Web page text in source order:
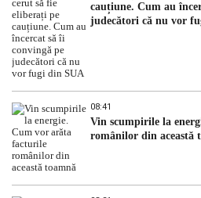
cauțiune. Cum au
judecători că nu vor
08:41
Vin scumpirile la
românilor din această